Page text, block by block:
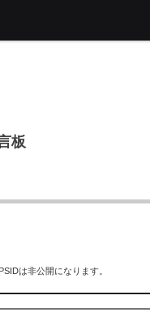
板
PSIDは非公開になります。